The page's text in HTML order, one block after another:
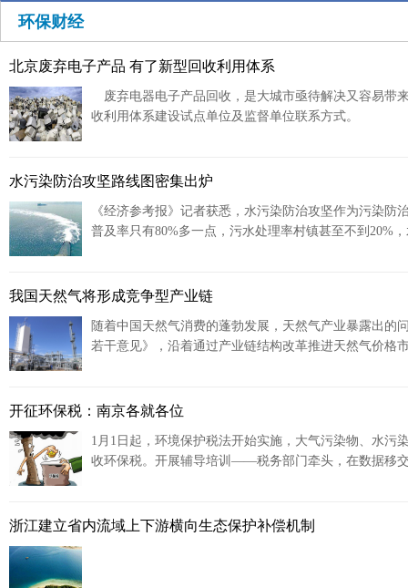
环保财经
北京废弃电子产品 有了新型回收利用体系
废弃电器电子产品回收，是大城市亟待解决又容易带
收利用体系建设试点单位及监督单位联系方式。
水污染防治攻坚路线图密集出炉
《经济参考报》记者获悉，水污染防治攻坚作为污染
普及率只有80%多一点，污水处理率村镇甚至不到20%
我国天然气将形成竞争型产业链
随着中国天然气消费的蓬勃发展，天然气产业暴露出的
若干意见》，沿着通过产业链结构改革推进天然气价格
开征环保税：南京各就各位
1月1日起，环境保护税法开始实施，大气污染物、水
收环保税。开展辅导培训——税务部门牵头，在数据移
浙江建立省内流域上下游横向生态保护补偿机制